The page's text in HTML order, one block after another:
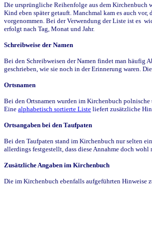
Die ursprüngliche Reihenfolge aus dem Kirchenbuch
Kind eben später getauft. Manchmal kam es auch
vorgenommen. Bei der Verwendung der Liste ist es
erfolgt nach Tag, Monat und Jahr.
Schreibweise der Namen
Bei den Schreibweisen der Namen findet man häufig
geschrieben, wie sie noch in der Erinnerung waren.
Ortsnamen
Bei den Ortsnamen wurden im Kirchenbuch
Eine alphabetisch sortierte Liste liefert zusätzliche
Ortsangaben bei den Taufpaten
Bei den Taufpaten stand im Kirchenbuch nur selten
allerdings festgestellt, dass diese Annahme doch
Zusätzliche Angaben im Kirchenbuch
Die im Kirchenbuch ebenfalls aufgeführten Hinweise